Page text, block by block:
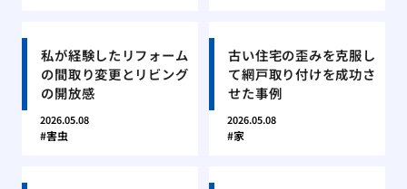
私が経験したリフォーム
の間取り変更とリビング
の開放感
2026.05.08
害虫
古い住宅の歪みを克服し
て網戸取り付けを成功さ
せた事例
2026.05.08
家